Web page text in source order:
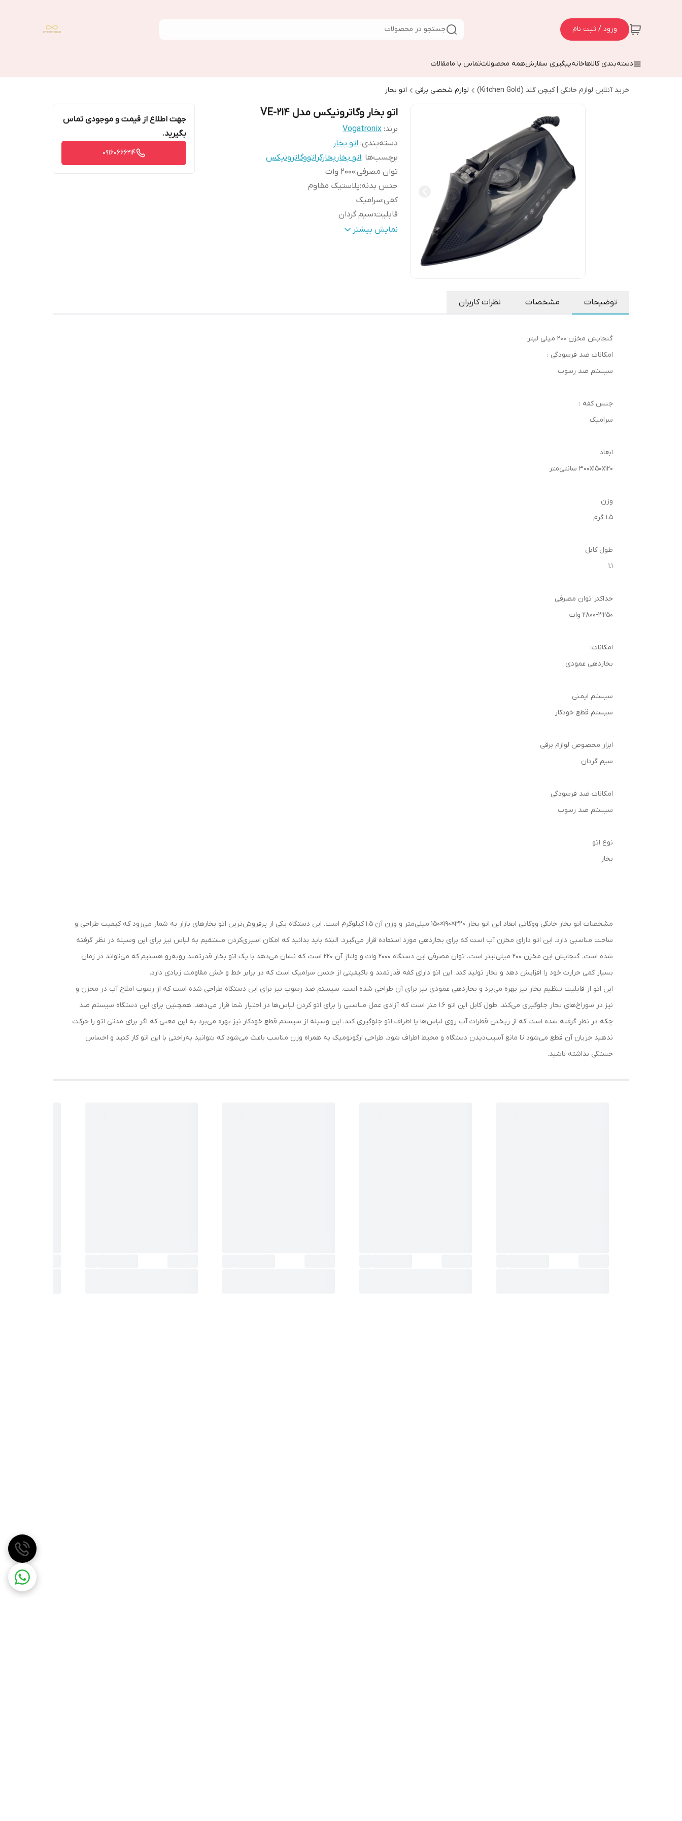
ورود / ثبت نام جستجو در محصولات
دسته‌بندی کالاهاخانهپیگیری سفارشهمه محصولاتتماس با مامقالات
خرید آنلاین لوازم خانگی | کیچن گلد (Kitchen Gold) لوازم شخصی برقی اتو بخار
اتو بخار وگاترونیکس مدل VE-214
برند: Vogatronix
دسته‌بندی:اتو بخار
برچسب‌ها :اتو بخاربخارگراتووگاترونیکس
توان مصرفی:2000 وات
جنس بدنه:پلاستیک مقاوم
کفی:سرامیک
قابلیت:سیم گردان
امکانات :ضد رسوب
نمایش بیشتر
جهت اطلاع از قیمت و موجودی تماس
بگیرید.
09160666214
توضیحات مشخصات نظرات کاربران
گنجایش مخزن 200 میلی لیتر
امکانات ضد فرسودگی :
سیستم ضد رسوب
جنس کفه :
سرامیک
ابعاد
300x150x120 سانتی‌متر
وزن
1.5 گرم
طول کابل
1.1
حداکثر توان مصرفی
2800-3250 وات
امکانات:
بخاردهی عمودی
سیستم ایمنی
سیستم قطع خودکار
ابزار مخصوص لوازم برقی
سیم گردان
امکانات ضد فرسودگی
سیستم ضد رسوب
نوع اتو
بخار
مشخصات اتو بخار خانگی ووگاتی ابعاد این اتو بخار 320×190×150 میلی‌متر و وزن آن 1.5 کیلوگرم است. این دستگاه یکی از پرفروش‌ترین اتو بخارهای بازار به شمار می‌رود که کیفیت طراحی و
ساخت مناسبی دارد. این اتو دارای مخزن آب است که برای بخاردهی مورد استفاده قرار می‌گیرد. البته باید بدانید که امکان اسپری‌کردن مستقیم به لباس نیز برای این وسیله در نظر گرفته
شده است. گنجایش این مخزن 200 میلی‌لیتر است. توان مصرفی این دستگاه 2000 وات و ولتاژ آن 220 است که نشان می‌دهد با یک اتو بخار قدرتمند روبه‌رو هستیم که می‌تواند در زمان
بسیار کمی حرارت خود را افزایش دهد و بخار تولید کند. این اتو دارای کفه قدرتمند و باکیفیتی از جنس سرامیک است که در برابر خط و خش مقاومت زیادی دارد.
این اتو از قابلیت تنظیم بخار نیز بهره می‌برد و بخاردهی عمودی نیز برای آن طراحی شده است. سیستم ضد رسوب نیز برای این دستگاه طراحی شده است که از رسوب املاح آب در مخزن و
نیز در سوراخ‌های بخار جلوگیری می‌کند. طول کابل این اتو 1.6 متر است که آزادی عمل مناسبی را برای اتو کردن لباس‌ها در اختیار شما قرار می‌دهد. همچنین برای این دستگاه سیستم ضد
چکه در نظر گرفته شده است که از ریختن قطرات آب روی لباس‌‌ها یا اطراف اتو جلوگیری کند. این وسیله از سیستم قطع خودکار نیز بهره می‌برد به این معنی که اگر برای مدتی اتو را حرکت
ندهید جریان آن قطع می‌شود تا مانع آسیب‌دیدن دستگاه و محیط اطراف شود. طراحی ارگونومیک به همراه وزن مناسب باعث می‌شود که بتوانید به‌راحتی با این اتو کار کنید و احساس
خستگی نداشته باشید.